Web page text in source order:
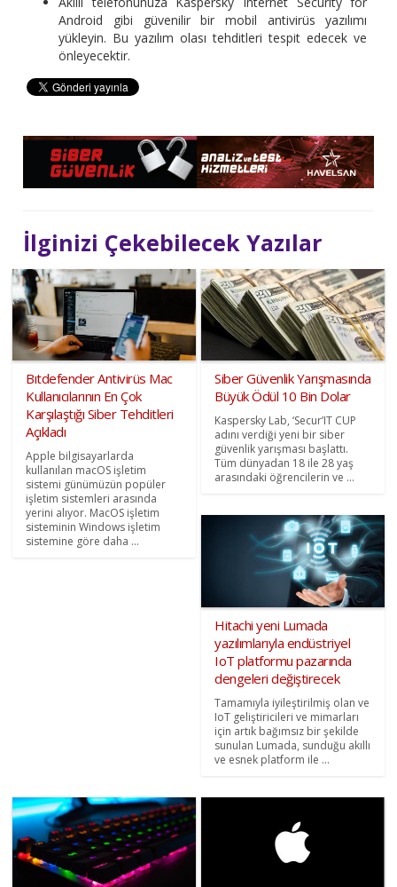
Android gibi güvenilir bir mobil antivirüs yazılımı
yükleyin. Bu yazılım olası tehditleri tespit edecek ve
önleyecektir.
İlginizi Çekebilecek Yazılar
Bıtdefender Antivirüs Mac
Kullanıcılarının En Çok
Karşılaştığı Siber Tehditleri
Açıkladı
Apple bilgisayarlarda
kullanılan macOS işletim
sistemi günümüzün popüler
işletim sistemleri arasında
yerini alıyor. MacOS işletim
sisteminin Windows işletim
sistemine göre daha ...
Siber Güvenlik Yarışmasında
Büyük Ödül 10 Bin Dolar
Kaspersky Lab, ‘Secur’IT CUP
adını verdiği yeni bir siber
güvenlik yarışması başlattı.
Tüm dünyadan 18 ile 28 yaş
arasındaki öğrencilerin ve ...
Hitachi yeni Lumada
yazılımlarıyla endüstriyel
IoT platformu pazarında
dengeleri değiştirecek
Tamamıyla iyileştirilmiş olan ve
IoT geliştiricileri ve mimarları
için artık bağımsız bir şekilde
sunulan Lumada, sunduğu akıllı
ve esnek platform ile ...